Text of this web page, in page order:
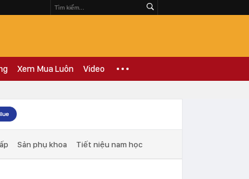
Xem Mua Luôn Video
Sản phụ khoa Tiết niệu nam học